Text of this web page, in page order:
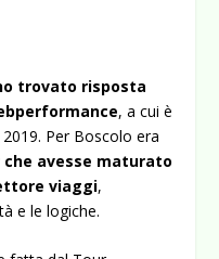
trovato risposta
, a cui è
Per Boscolo era
avesse maturato
viaggi,
e le logiche.